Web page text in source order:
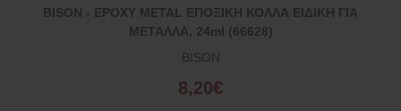
BISON - EPOXY METAL ΕΠΟΞΙΚΗ ΚΟΛΛΑ ΕΙΔΙΚΗ ΓΙΑ
ΜΕΤΑΛΛΑ, 24ml (66628)
BISON
8,20€